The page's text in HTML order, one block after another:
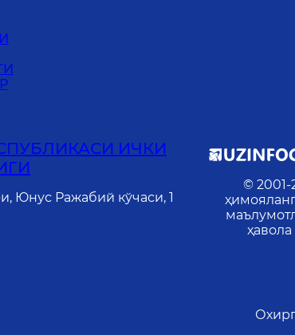
ИЧКИ
Юнус Ражабий кўчаси, 1
© 2001-